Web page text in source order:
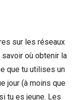
sur les réseaux
savoir où obtenir la
que tu utilises un
jour (à moins que
tu es jeune. Les